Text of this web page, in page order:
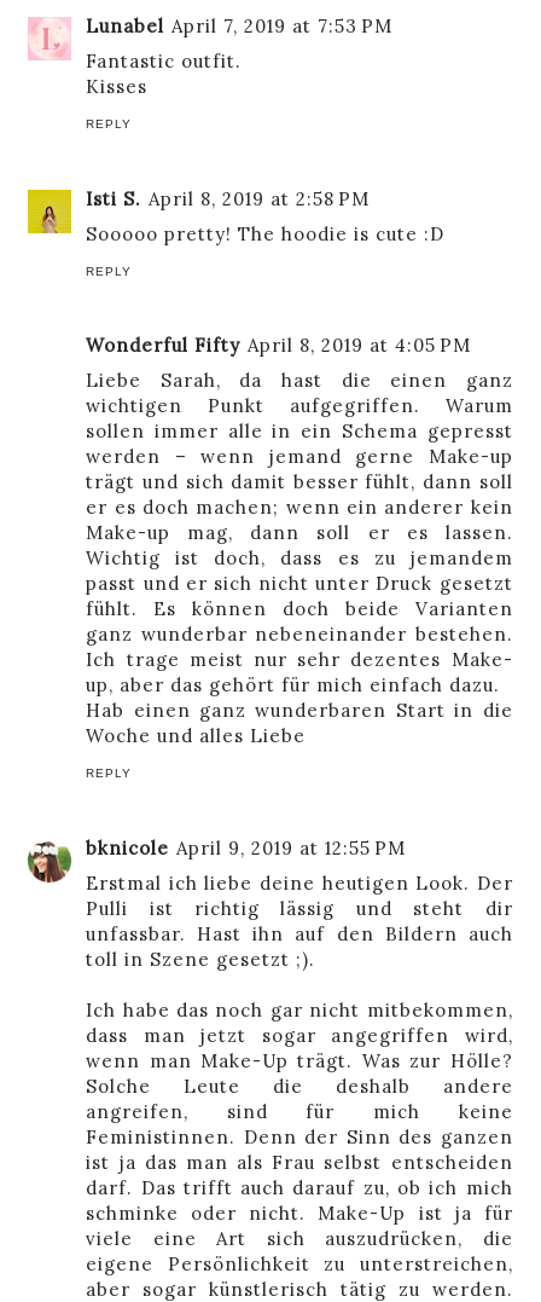
Lunabel April 7, 2019 at 7:53 PM
Fantastic outfit.
Kisses
REPLY
Isti S. April 8, 2019 at 2:58 PM
Sooooo pretty! The hoodie is cute :D
REPLY
Wonderful Fifty April 8, 2019 at 4:05 PM
Liebe Sarah, da hast die einen ganz
wichtigen Punkt aufgegriffen. Warum
sollen immer alle in ein Schema gepresst
werden – wenn jemand gerne Make-up
trägt und sich damit besser fühlt, dann soll
er es doch machen; wenn ein anderer kein
Make-up mag, dann soll er es lassen.
Wichtig ist doch, dass es zu jemandem
passt und er sich nicht unter Druck gesetzt
fühlt. Es können doch beide Varianten
ganz wunderbar nebeneinander bestehen.
Ich trage meist nur sehr dezentes Make-
up, aber das gehört für mich einfach dazu.
Hab einen ganz wunderbaren Start in die
Woche und alles Liebe
REPLY
bknicole April 9, 2019 at 12:55 PM
Erstmal ich liebe deine heutigen Look. Der
Pulli ist richtig lässig und steht dir
unfassbar. Hast ihn auf den Bildern auch
toll in Szene gesetzt ;).
Ich habe das noch gar nicht mitbekommen,
dass man jetzt sogar angegriffen wird,
wenn man Make-Up trägt. Was zur Hölle?
Solche Leute die deshalb andere
angreifen, sind für mich keine
Feministinnen. Denn der Sinn des ganzen
ist ja das man als Frau selbst entscheiden
darf. Das trifft auch darauf zu, ob ich mich
schminke oder nicht. Make-Up ist ja für
viele eine Art sich auszudrücken, die
eigene Persönlichkeit zu unterstreichen,
aber sogar künstlerisch tätig zu werden.